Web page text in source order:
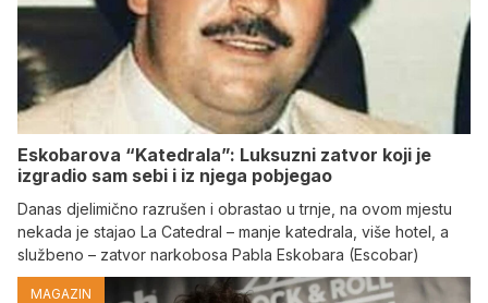
Eskobarova “Katedrala”: Luksuzni zatvor koji je
izgradio sam sebi i iz njega pobjegao
Danas djelimično razrušen i obrastao u trnje, na ovom mjestu
nekada je stajao La Catedral – manje katedrala, više hotel, a
službeno – zatvor narkobosa Pabla Eskobara (Escobar)
MAGAZIN